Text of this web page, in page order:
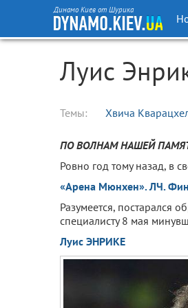
Динамо Киев от Шурика
Луис
Темы: Хвича
ПО ВОЛНАМ НАШЕЙ
Ровно год тому назад, в
«Арена Мюнхен». ЛЧ.
Разумеется, постарался
специалисту 8 мая
Луис ЭНРИКЕ